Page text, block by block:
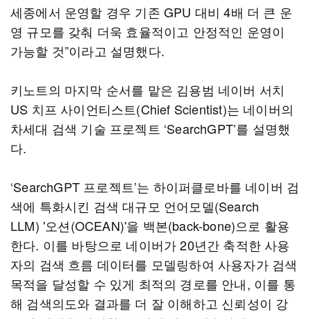
세종에서 운영할 경우 기존 GPU 대비 4배 더 큰 운
영 규모를 갖춰 더욱 효율적이고 안정적인 운영이
가능할 것”이라고 설명했다.
키노트의 마지막 순서를 맡은 김용범 네이버 서치
US 치프 사이언티스트(Chief Scientist)는 네이버의
차세대 검색 기술 프로젝트 ‘SearchGPT’를 설명했
다.
‘SearchGPT 프로젝트’는 하이퍼클로바를 네이버 검
색에 특화시킨 검색 대규모 언어모델(Search
LLM) '오션(OCEAN)'을 백본(back-bone)으로 활용
한다. 이를 바탕으로 네이버가 20년간 축적한 사용
자의 검색 흐름 데이터를 모델링하여 사용자가 검색
목적을 달성할 수 있게 최적의 경로를 안내, 이를 통
해 검색의도와 결과를 더 잘 이해하고 신뢰성이 강